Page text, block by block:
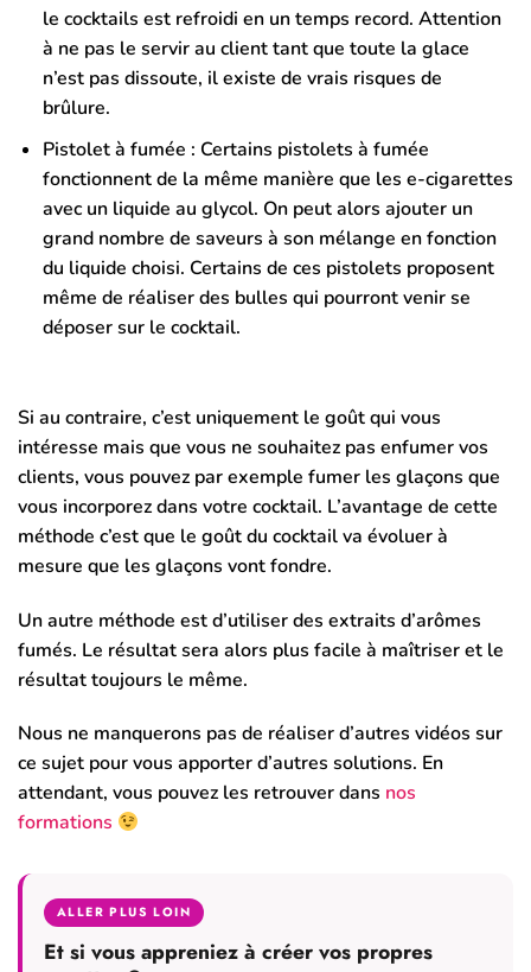
le cocktails est refroidi en un temps record. Attention
à ne pas le servir au client tant que toute la glace
n’est pas dissoute, il existe de vrais risques de
brûlure.
Pistolet à fumée : Certains pistolets à fumée
fonctionnent de la même manière que les e-cigarettes
avec un liquide au glycol. On peut alors ajouter un
grand nombre de saveurs à son mélange en fonction
du liquide choisi. Certains de ces pistolets proposent
même de réaliser des bulles qui pourront venir se
déposer sur le cocktail.
Si au contraire, c’est uniquement le goût qui vous
intéresse mais que vous ne souhaitez pas enfumer vos
clients, vous pouvez par exemple fumer les glaçons que
vous incorporez dans votre cocktail. L’avantage de cette
méthode c’est que le goût du cocktail va évoluer à
mesure que les glaçons vont fondre.
Un autre méthode est d’utiliser des extraits d’arômes
fumés. Le résultat sera alors plus facile à maîtriser et le
résultat toujours le même.
Nous ne manquerons pas de réaliser d’autres vidéos sur
ce sujet pour vous apporter d’autres solutions. En
attendant, vous pouvez les retrouver dans nos
formations
ALLER PLUS LOIN
Et si vous appreniez à créer vos propres